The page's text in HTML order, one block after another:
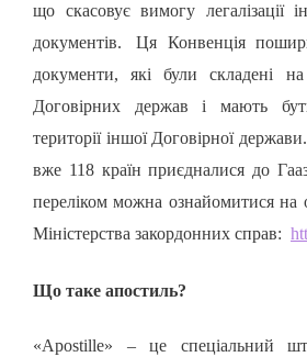
що скасовує вимогу легалізації
документів.
Ця Конвенція
документи, які були складені на
Договірних держав і мають
території іншої Договірної
вже 118 країн приєдналися до
переліком можна ознайомитися на
Міністерства закордонних справ:
Що таке апостиль?
«Apostille» – це спеціальний